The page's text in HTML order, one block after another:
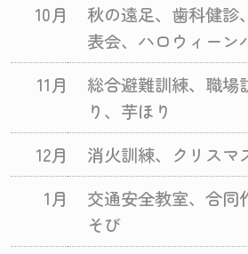
10月
秋の遠足、歯科健診
表会、ハロウィーン
11月
総合避難訓練、職場
り、芋ほり
12月
消火訓練、クリスマ
1月
交通安全教室、合同
そび